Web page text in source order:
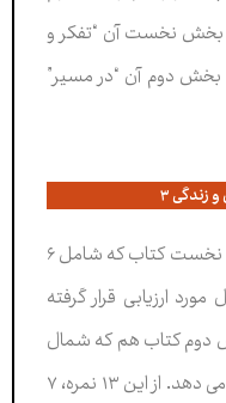
بخش نخست آن “تفکر و
۶ درس است. بخش دوم آن “در مسیر”
زندگی ۳
به بخش نخست کتاب که شامل ۶
ارزیابی قرار گرفته
دوم کتاب هم که شمال
۴ درس است، ۱۳ نمره به خود اختصاص می دهد. از این ۱۳ نمره، ۷